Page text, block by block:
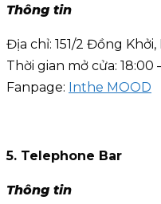
Thông tin
Địa chỉ: 151/2 Đồng
Thời gian mở cửa: 18:00
Fanpage: Inthe MOOD
5. Telephone Bar
Thông tin